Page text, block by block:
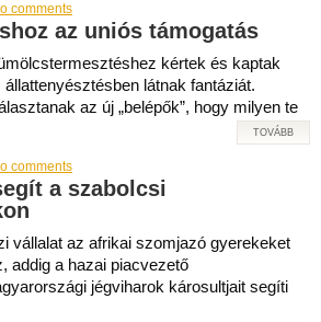
comments
az uniós támogatás
kértek és kaptak
látnak fantáziát.
az új „belépők”, hogy milyen te
TOVÁBB
comments
a szabolcsi
vállalat az afrikai szomjazó gyerekeket
addig a hazai piacvezető
jégviharok károsultjait segíti